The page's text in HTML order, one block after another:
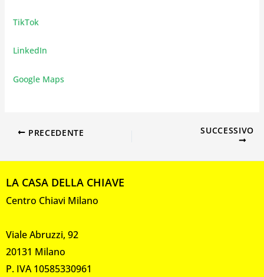
TikTok
LinkedIn
Google Maps
PRECEDENTE SUCCESSIVO
LA CASA DELLA CHIAVE
Centro Chiavi Milano
Viale Abruzzi, 92
20131 Milano
P. IVA 10585330961